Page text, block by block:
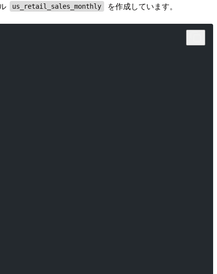
us_retail_sales_monthly を作成しています。